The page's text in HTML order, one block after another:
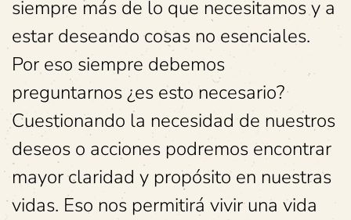
siempre más de lo que necesitamos y a
estar deseando cosas no esenciales.
Por eso siempre debemos
preguntarnos ¿es esto necesario?
Cuestionando la necesidad de nuestros
deseos o acciones podremos encontrar
mayor claridad y propósito en nuestras
vidas. Eso nos permitirá vivir una vida